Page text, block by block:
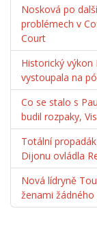
Nosková po
problémech v
Court
Historický výkon
vystoupala na
Co se stalo s
budil rozpaky,
Totální
Dijonu ovládla
Nová lídryně
ženami